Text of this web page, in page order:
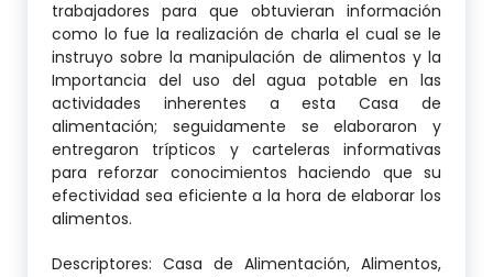
trabajadores para que obtuvieran información
como lo fue la realización de charla el cual se le
instruyo sobre la manipulación de alimentos y la
Importancia del uso del agua potable en las
actividades inherentes a esta Casa de
alimentación; seguidamente se elaboraron y
entregaron trípticos y carteleras informativas
para reforzar conocimientos haciendo que su
efectividad sea eficiente a la hora de elaborar los
alimentos.
Descriptores: Casa de Alimentación, Alimentos,